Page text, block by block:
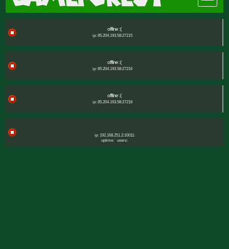
offline :(
ip: 85.204.193.58:27215
offline :(
ip: 85.204.193.58:27216
offline :(
ip: 85.204.193.58:27218
ip: 192.168.251.2:10011:
uptime:
users: